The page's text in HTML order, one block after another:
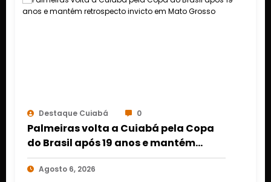
Destaque Cuiabá 0
Palmeiras volta a Cuiabá pela Copa
do Brasil após 19 anos e mantém
retrospecto invicto em Mato Grosso
Agosto 6, 2026